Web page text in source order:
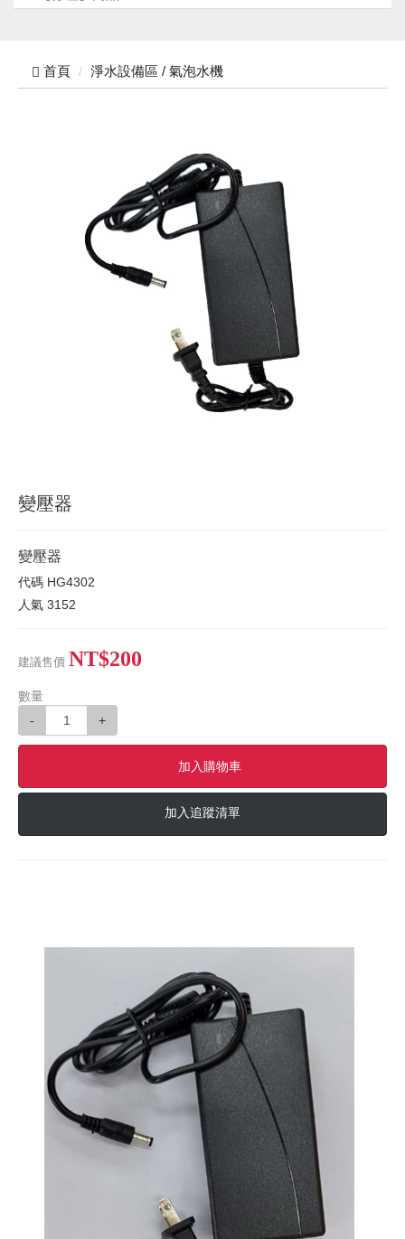
首頁 淨水設備區 / 氣泡水機
變壓器
變壓器
代碼 HG4302
人氣 3152
建議售價 NT$200
數量
-
+
加入購物車
加入追蹤清單